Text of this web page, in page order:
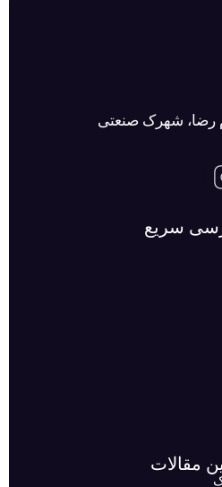
رضا، شهرک صنعتی
سریع
مقالات